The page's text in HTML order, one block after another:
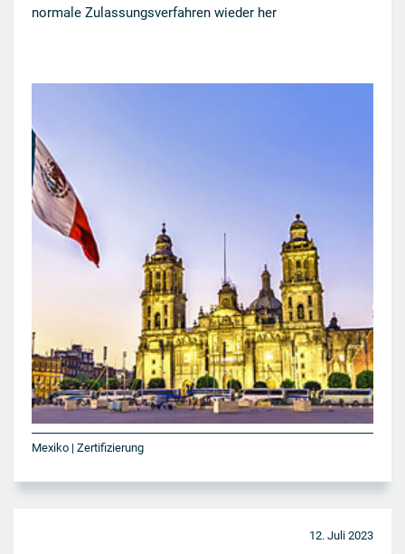
normale Zulassungsverfahren wieder her
Mexiko | Zertifizierung
12. Juli 2023